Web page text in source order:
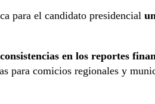
para el candidato presidencial
en los reportes
para comicios regionales y